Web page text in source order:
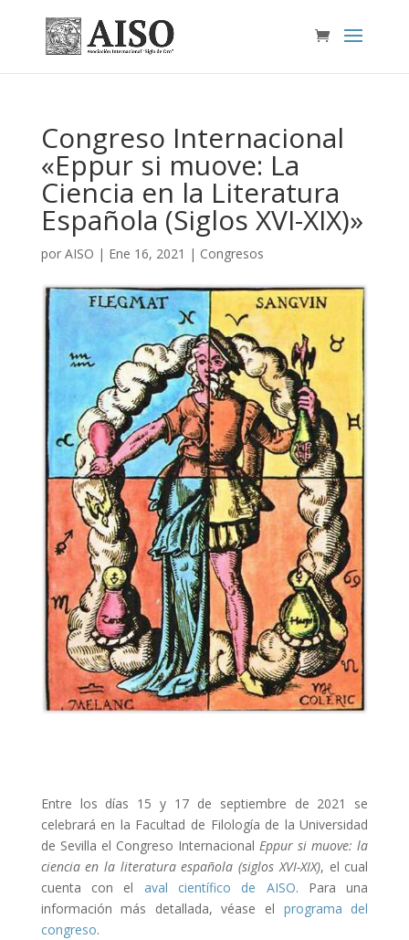
Congreso Internacional
«Eppur si muove: La
Ciencia en la Literatura
Española (Siglos XVI-XIX)»
por AISO | Ene 16, 2021 | Congresos
Entre los días 15 y 17 de septiembre de 2021 se
celebrará en la Facultad de Filología de la Universidad
de Sevilla el Congreso InternacionalEppur si muove: la
ciencia en la literatura española (siglos XVI-XIX), el cual
cuenta con el aval científico de AISO. Para una
información más detallada, véase el programa del
congreso.